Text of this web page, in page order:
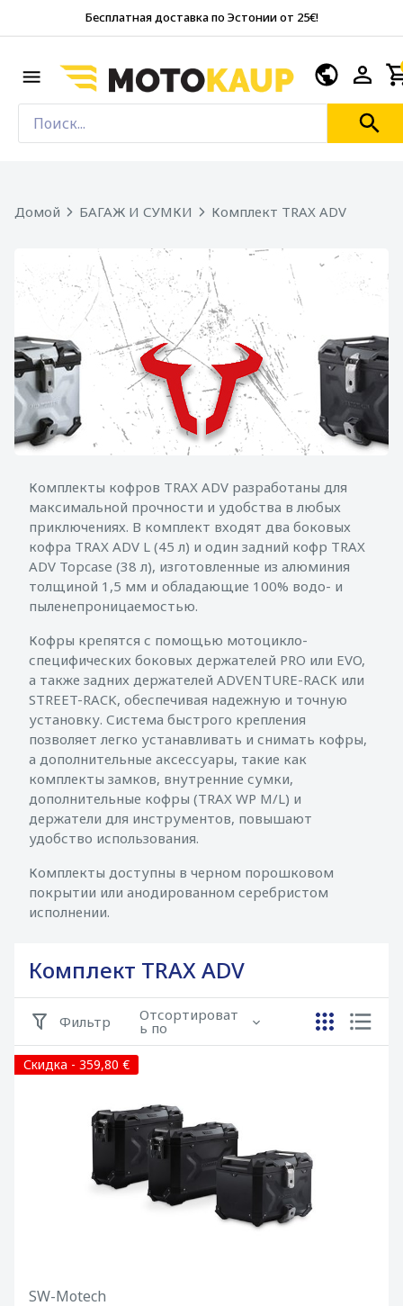
Бесплатная доставка по Эстонии от 25€!
Домой БАГАЖ И СУМКИ Комплект TRAX ADV
Комплекты кофров TRAX ADV разработаны для
максимальной прочности и удобства в любых
приключениях. В комплект входят два боковых
кофра TRAX ADV L (45 л) и один задний кофр TRAX
ADV Topcase (38 л), изготовленные из алюминия
толщиной 1,5 мм и обладающие 100% водо- и
пыленепроницаемостью.
Кофры крепятся с помощью мотоцикло-
специфических боковых держателей PRO или EVO,
а также задних держателей ADVENTURE-RACK или
STREET-RACK, обеспечивая надежную и точную
установку. Система быстрого крепления
позволяет легко устанавливать и снимать кофры,
а дополнительные аксессуары, такие как
комплекты замков, внутренние сумки,
дополнительные кофры (TRAX WP M/L) и
держатели для инструментов, повышают
удобство использования.
Комплекты доступны в черном порошковом
покрытии или анодированном серебристом
исполнении.
Комплект TRAX ADV
Фильтр Отсортироват
ь по
Скидка - 359,80 €
SW-Motech